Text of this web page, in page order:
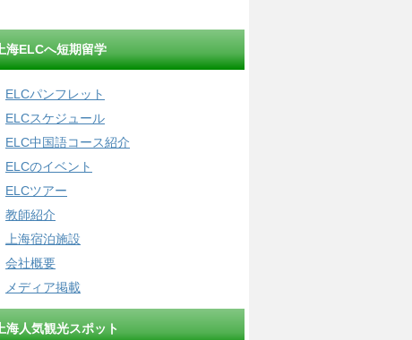
上海ELCへ短期留学
ELCパンフレット
ELCスケジュール
ELC中国語コース紹介
ELCのイベント
ELCツアー
教師紹介
上海宿泊施設
会社概要
メディア掲載
上海人気観光スポット